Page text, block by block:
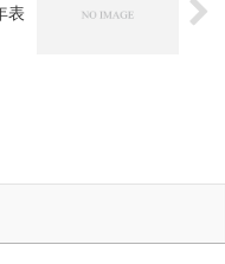
表